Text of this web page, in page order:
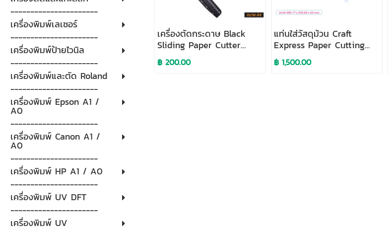
----------------------
เครื่องพิมพ์เลเซอร์
----------------------
เครื่องพิมพ์ป้ายไวนิล
----------------------
เครื่องพิมพ์และตัด Roland
----------------------
เครื่องพิมพ์ Epson A1 /
A0
----------------------
เครื่องพิมพ์ Canon A1 /
A0
----------------------
เครื่องพิมพ์ HP A1 / A0
----------------------
เครื่องพิมพ์ UV DFT
----------------------
เครื่องพิมพ์ UV
เครื่องตัดกระดาษ Black
Sliding Paper Cutter
ขนาด A4
฿ 200.00
แท่นใส่วัสดุม้วน Craft
Express Paper Cutting
Stand
฿ 1,500.00